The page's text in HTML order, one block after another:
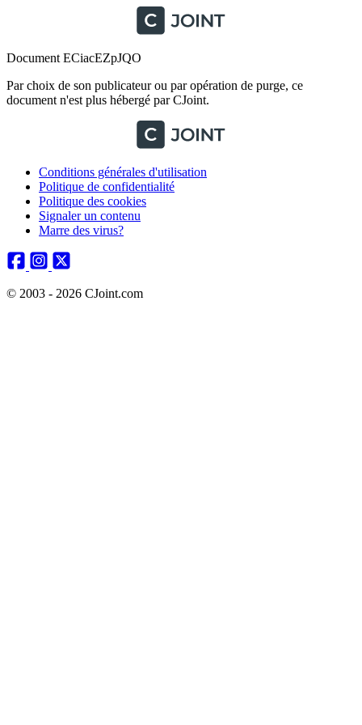
Document ECiacEZpJQO
Par choix de son publicateur ou par opération de purge, ce
document n'est plus hébergé par CJoint.
Conditions générales d'utilisation
Politique de confidentialité
Politique des cookies
Signaler un contenu
Marre des virus?
© 2003 - 2026 CJoint.com